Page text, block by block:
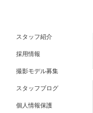
スタッフ紹介
採用情報
撮影モデル募集
スタッフブログ
個人情報保護